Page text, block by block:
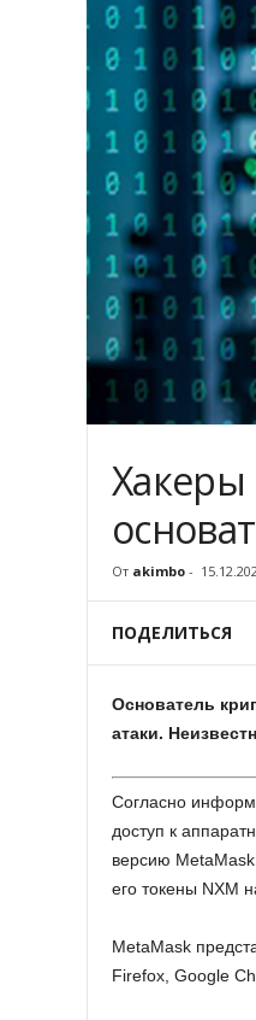
От akimbo -
ПОДЕЛИТЬСЯ
Основатель
атаки.
Согласно
доступ к
версию
его токены NXM
MetaMask
Firefox, Google